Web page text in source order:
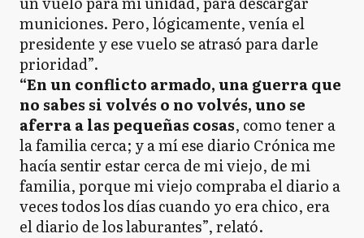
municiones. Pero, lógicamente, venía el
presidente y ese vuelo se atrasó para darle
prioridad”.
“En un conflicto armado, una guerra que
no sabes si volvés o no volvés, uno se
aferra a las pequeñas cosas, como tener a
la familia cerca; y a mí ese diario Crónica me
hacía sentir estar cerca de mi viejo, de mi
familia, porque mi viejo compraba el diario a
veces todos los días cuando yo era chico, era
el diario de los laburantes”, relató.